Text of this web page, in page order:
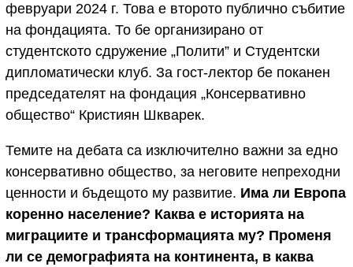
февруари 2024 г. Това е второто публично събитие
на фондацията. То бе организирано от
студентското сдружение „Полити” и Студентски
дипломатически клуб. За гост-лектор бе поканен
председателят на фондация „Консервативно
общество“ Кристиян Шкварек.
Темите на дебата са изключително важни за едно
консервативно общество, за неговите непреходни
ценности и бъдещото му развитие. Има ли Европа
коренно население? Каква е историята на
миграциите и трансформацията му? Променя
ли се демографията на континента, в каква